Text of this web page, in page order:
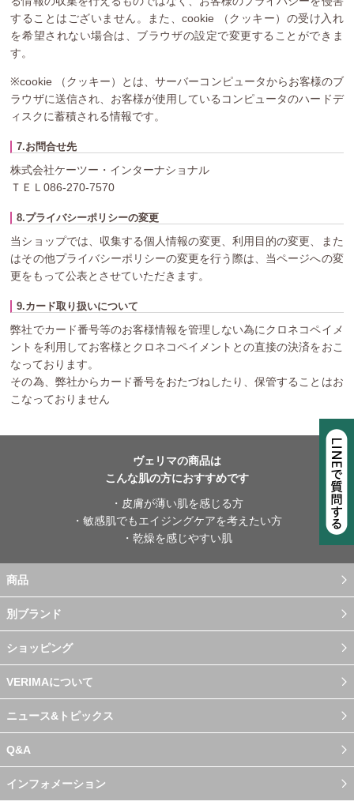
することはございません。また、cookie （クッキー）の受け入れ
を希望されない場合は、ブラウザの設定で変更することができま
す。
※cookie （クッキー）とは、サーバーコンピュータからお客様のブ
ラウザに送信され、お客様が使用しているコンピュータのハードデ
ィスクに蓄積される情報です。
7.お問合せ先
株式会社ケーツー・インターナショナル
ＴＥＬ086-270-7570
8.プライバシーポリシーの変更
当ショップでは、収集する個人情報の変更、利用目的の変更、また
はその他プライバシーポリシーの変更を行う際は、当ページへの変
更をもって公表とさせていただきます。
9.カード取り扱いについて
弊社でカード番号等のお客様情報を管理しない為にクロネコペイメ
ントを利用してお客様とクロネコペイメントとの直接の決済をおこ
なっております。
その為、弊社からカード番号をおたづねしたり、保管することはお
こなっておりません
ヴェリマの商品は
こんな肌の方におすすめです
・皮膚が薄い肌を感じる方
・敏感肌でもエイジングケアを考えたい方
・乾燥を感じやすい肌
商品
別ブランド
ショッピング
VERIMAについて
ニュース&トピックス
Q&A
インフォメーション